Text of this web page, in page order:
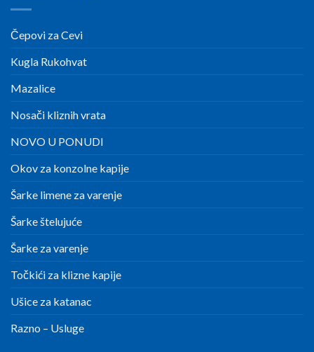
Čepovi za Cevi
Kugla Rukohvat
Mazalice
Nosači kliznih vrata
NOVO U PONUDI
Okov za konzolne kapije
Šarke limene za varenje
Šarke štelujuće
Šarke za varenje
Točkići za klizne kapije
Ušice za katanac
Razno – Usluge